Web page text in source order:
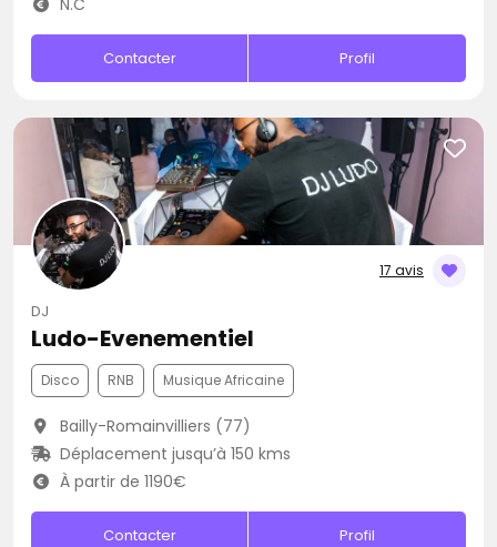
N.C
Contacter Profil
17 avis
DJ
Ludo-Evenementiel
Disco RNB Musique Africaine
Bailly-Romainvilliers (77)
Déplacement jusqu’à 150 kms
À partir de 1190€
Contacter Profil